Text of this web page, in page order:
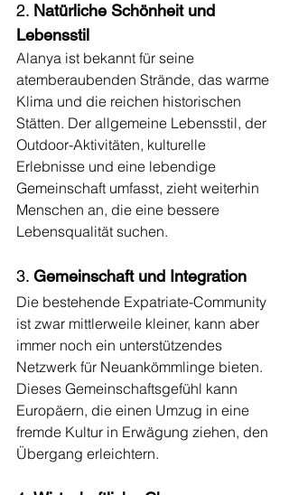
2. Natürliche Schönheit und
Lebensstil
Alanya ist bekannt für seine
atemberaubenden Strände, das warme
Klima und die reichen historischen
Stätten. Der allgemeine Lebensstil, der
Outdoor-Aktivitäten, kulturelle
Erlebnisse und eine lebendige
Gemeinschaft umfasst, zieht weiterhin
Menschen an, die eine bessere
Lebensqualität suchen.
3. Gemeinschaft und Integration
Die bestehende Expatriate-Community
ist zwar mittlerweile kleiner, kann aber
immer noch ein unterstützendes
Netzwerk für Neuankömmlinge bieten.
Dieses Gemeinschaftsgefühl kann
Europäern, die einen Umzug in eine
fremde Kultur in Erwägung ziehen, den
Übergang erleichtern.